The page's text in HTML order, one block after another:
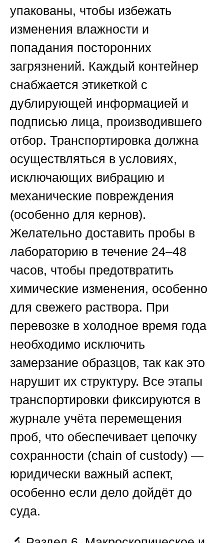
упакованы, чтобы избежать
изменения влажности и
попадания посторонних
загрязнений. Каждый контейнер
снабжается этикеткой с
дублирующей информацией и
подписью лица, производившего
отбор. Транспортировка должна
осуществляться в условиях,
исключающих вибрацию и
механические повреждения
(особенно для кернов).
Желательно доставить пробы в
лабораторию в течение 24–48
часов, чтобы предотвратить
химические изменения, особенно
для свежего раствора. При
перевозке в холодное время года
необходимо исключить
замерзание образцов, так как это
нарушит их структуру. Все этапы
транспортировки фиксируются в
журнале учёта перемещения
проб, что обеспечивает цепочку
сохранности (chain of custody) —
юридически важный аспект,
особенно если дело дойдёт до
суда.